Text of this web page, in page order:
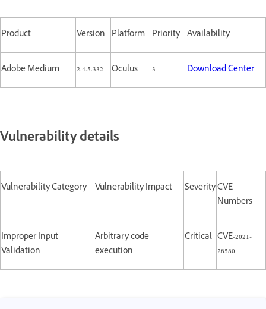
Product Version Platform Priority Availability
Adobe Medium 2.4.5.332 Oculus 3 Download Center
Vulnerability details
Vulnerability Category Vulnerability Impact SeverityCVE
Numbers
Improper Input
Validation
Arbitrary code
execution
Critical CVE-2021-
28580